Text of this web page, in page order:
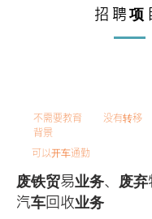
招聘项
不需要教育
背景
没有转移
可以开车通勤
废铁贸易业务、废弃
汽车回收业务